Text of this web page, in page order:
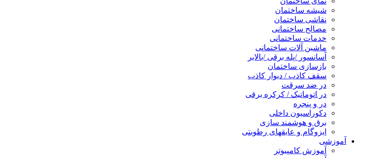
شیشه ساختمان
نقاشی ساختمان
مصالح ساختمانی
خدمات ساختمانی
ماشین آلات ساختمانی
آسانسور /پله برقی /بالابر
بازسازی ساختمان
سقف کاذب / دیوار کاذب
در ضد سرقت
در اتوماتیک / کرکره برقی
در و پنجره
دکوراسیون داخلی
برق و هوشمند سازی
ایزوگام و عایقهای رطوبتی
آموزشی
آموزش کامپیوتر